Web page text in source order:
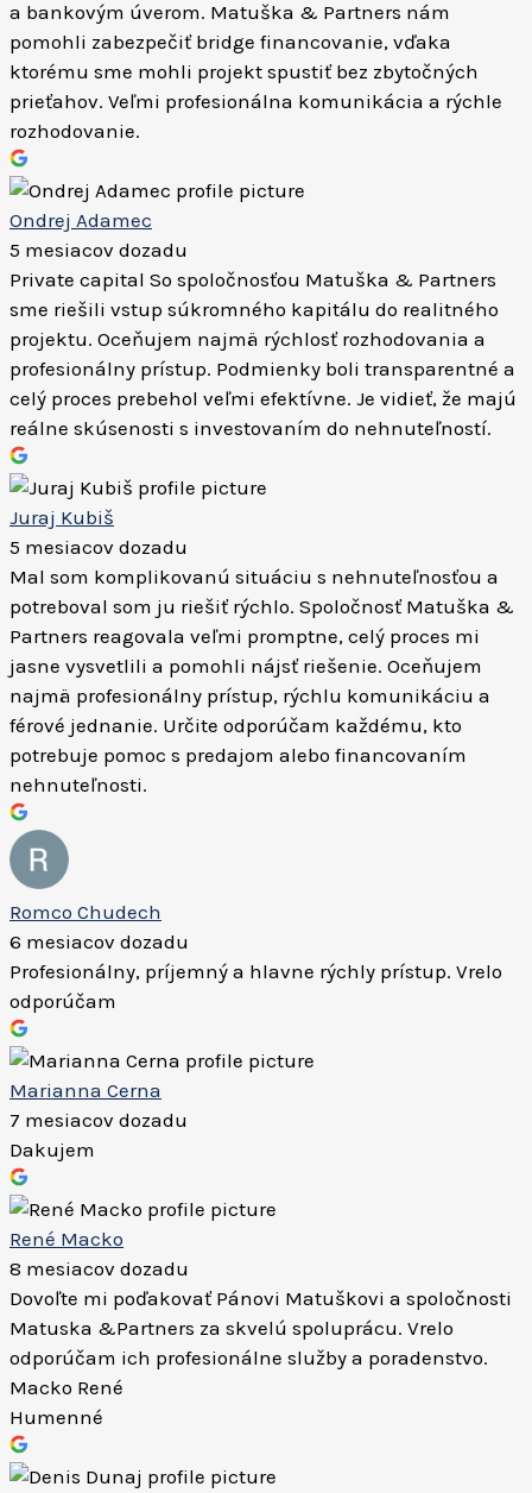
a bankovým úverom. Matuška & Partners nám
pomohli zabezpečiť bridge financovanie, vďaka
ktorému sme mohli projekt spustiť bez zbytočných
prieťahov. Veľmi profesionálna komunikácia a rýchle
rozhodovanie.
Ondrej Adamec
5 mesiacov dozadu
Private capital So spoločnosťou Matuška & Partners
sme riešili vstup súkromného kapitálu do realitného
projektu. Oceňujem najmä rýchlosť rozhodovania a
profesionálny prístup. Podmienky boli transparentné a
celý proces prebehol veľmi efektívne. Je vidieť, že majú
reálne skúsenosti s investovaním do nehnuteľností.
Juraj Kubiš
5 mesiacov dozadu
Mal som komplikovanú situáciu s nehnuteľnosťou a
potreboval som ju riešiť rýchlo. Spoločnosť Matuška &
Partners reagovala veľmi promptne, celý proces mi
jasne vysvetlili a pomohli nájsť riešenie. Oceňujem
najmä profesionálny prístup, rýchlu komunikáciu a
férové jednanie. Určite odporúčam každému, kto
potrebuje pomoc s predajom alebo financovaním
nehnuteľnosti.
Romco Chudech
6 mesiacov dozadu
Profesionálny, príjemný a hlavne rýchly prístup. Vrelo
odporúčam
Marianna Cerna
7 mesiacov dozadu
Dakujem
René Macko
8 mesiacov dozadu
Dovoľte mi poďakovať Pánovi Matuškovi a spoločnosti
Matuska &Partners za skvelú spoluprácu. Vrelo
odporúčam ich profesionálne služby a poradenstvo.
Macko René
Humenné